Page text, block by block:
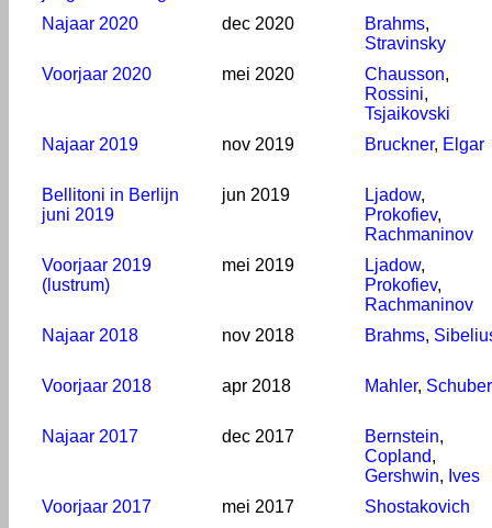
Najaar 2020 dec 2020 Brahms,
Stravinsky
Voorjaar 2020
mei 2020 Chausson,
Rossini,
Tsjaikovski
Najaar 2019
nov 2019 Bruckner, Elgar
Bellitoni in Berlijn
juni 2019
jun 2019 Ljadow,
Prokofiev,
Rachmaninov
Voorjaar 2019
(lustrum)
mei 2019 Ljadow,
Prokofiev,
Rachmaninov
Najaar 2018
nov 2018 Brahms,
Voorjaar 2018 apr 2018 Mahler,
Najaar 2017 dec 2017 Bernstein,
Copland,
Gershwin, Ives
Voorjaar 2017
mei 2017 Shostakovich